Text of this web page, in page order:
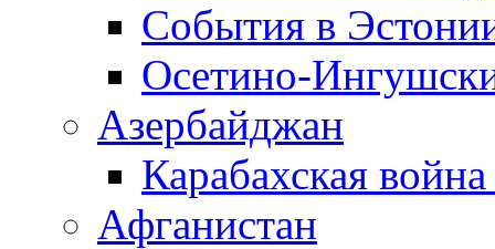
События в
Осетино-
Азербайджан
Карабахская
Афганистан